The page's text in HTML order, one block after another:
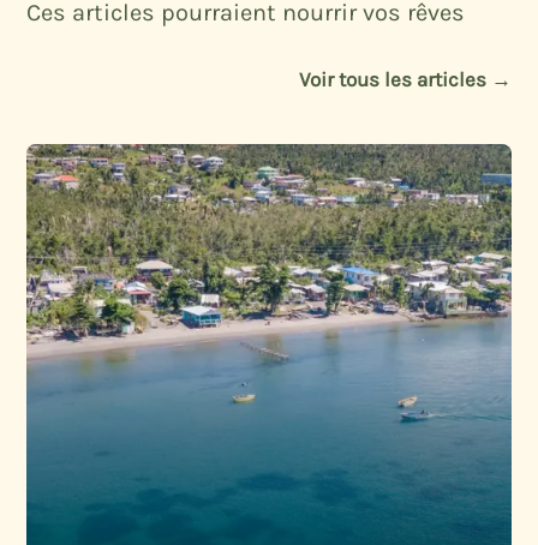
Ces articles pourraient nourrir vos rêves
Voir tous les articles →